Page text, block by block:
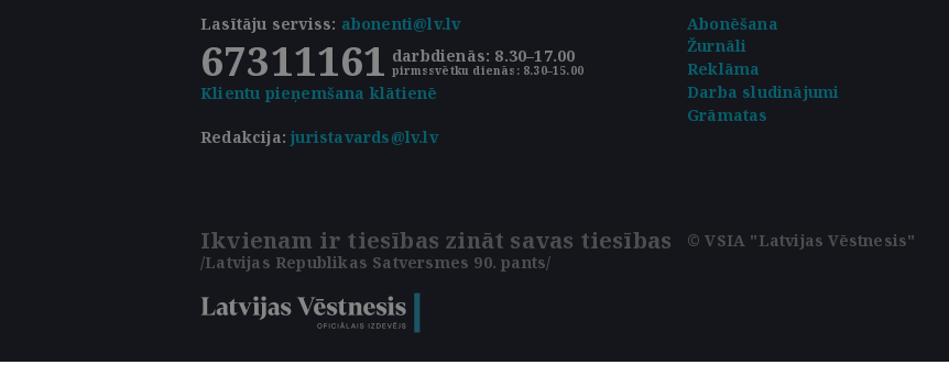
Lasītāju serviss: abonenti@lv.lv
67311161 darbdienās: 8.30–17.00
pirmssvētku dienās: 8.30–15.00
Klientu pieņemšana klātienē
Abonēšana
Žurnāli
Reklāma
Darba sludinājumi
Redakcija:juristavards@lv.lv
Grāmatas
Ikvienam ir tiesības zināt savas tiesības
/Latvijas Republikas Satversmes 90. pants/
© VSIA "Latvijas Vēstnesis"